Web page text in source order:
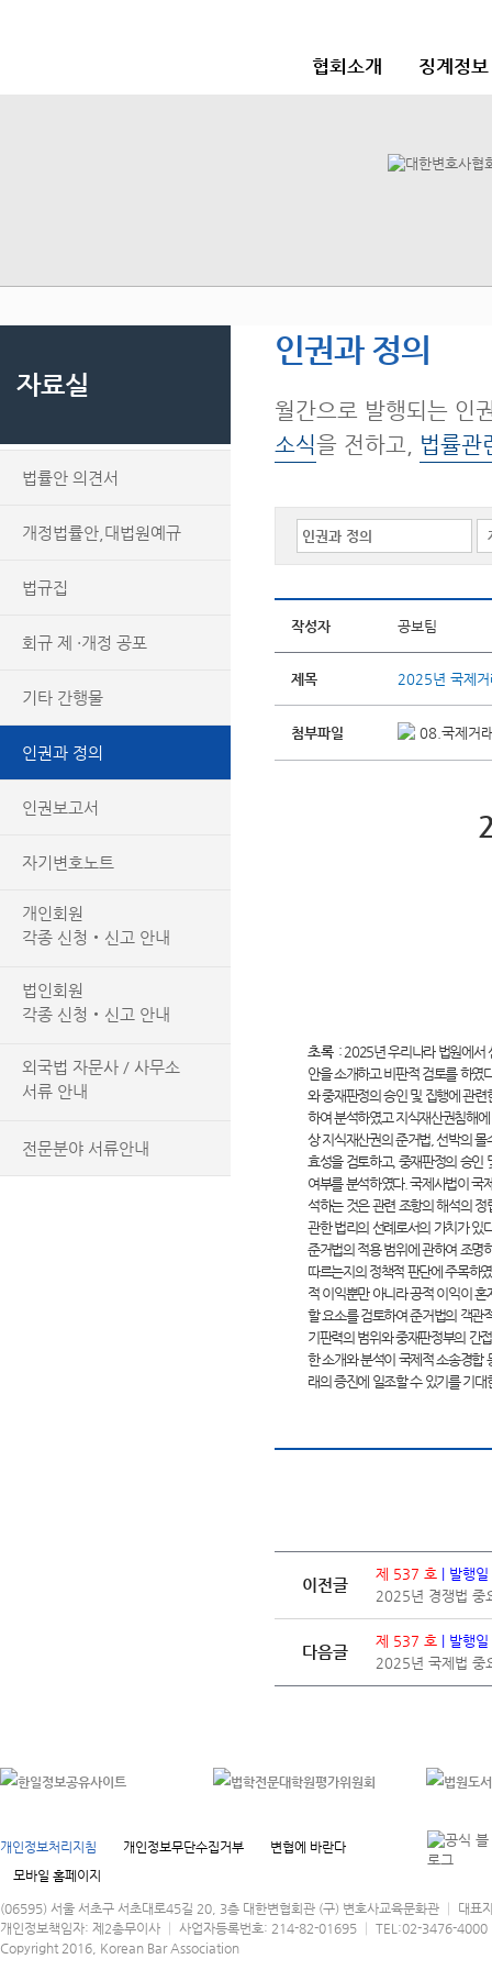
협회소개 징계정
자료실
법률안 의견서
개정법률안,대법원예규
법규집
회규 제 ·개정 공포
기타 간행물
인권과 정의
인권보고서
자기변호노트
개인회원
각종 신청‧신고 안내
법인회원
각종 신청‧신고 안내
외국법 자문사 / 사무소
서류 안내
전문분야 서류안내
인권과 정의
월간으로 발행되는 인
소식을 전하고, 법률관
작성자 공보팀
제목 2025년 국제거
첨부파일 08.국제거
초록 : 2025년 우리나라 법원에서
안을 소개하고 비판적 검토를 하였
와 중재판정의 승인 및 집행에 관
하여 분석하였고 지식재산권침해
상 지식재산권의 준거법, 선박의
효성을 검토하고, 중재판정의 승인
여부를 분석하였다. 국제사법이 국
석하는 것은 관련 조항의 해석의
관한 법리의 선례로서의 가치가 있
준거법의 적용 범위에 관하여 조명
따르는지의 정책적 판단에 주목하
적 이익뿐만 아니라 공적 이익이
할 요소를 검토하여 준거법의 객관
기판력의 범위와 중재판정부의 간
한 소개와 분석이 국제적 소송경합
래의 증진에 일조할 수 있기를 기대
이전글
제 537 호 | 발행
2025년 경쟁법 중
다음글
제 537 호 | 발행
2025년 국제법 중
개인정보처리지침 개인정보무단수집거부
변협에 바란다
모바일 홈페이지
(06595) 서울 서초구 서초대로45길 20, 3층 대한변협회관 (구) 변호사교육문화관 │ 대표
개인정보책임자: 제2총무이사 │ 사업자등록번호: 214-82-01695 │ TEL:02-3476-
Copyright 2016, Korean Bar Association